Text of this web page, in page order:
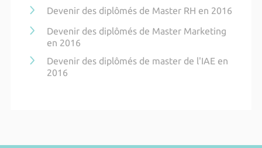
Devenir des diplômés de Master RH en 2016
Devenir des diplômés de Master Marketing
en 2016
Devenir des diplômés de master de l'IAE en
2016